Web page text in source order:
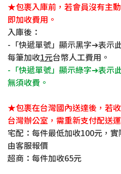
★包裹入庫前，若會員沒有主
即加收費用。
入庫後 ：
-「快遞單號」顯示黑字➔表示
每筆加收1元台幣人工費用。
-「快遞單號」顯示綠字➔表示
無須收費。
★包裹在台灣國內送達後，若
台灣辦公室，需重新支付配送
宅配：每件最低加收100元，
由客服報價
超商：每件加收65元